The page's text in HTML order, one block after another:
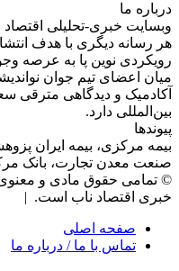
درباره‌ ما
وبسایت خبری-تحلیلی
هر رسانه دیگری با هدف
رویکردی نوین پا به عرصه
میان اعضای تیم جوان
آکادمیک و دیدگاهی‌ مترقی
بین‌المللی دارد.
پیوندها
بیمه مرکزی، بیمه ایران
صنعت معدن تجارت، بانک
خبری اقتصاد ناب است. |
صفحه اصلی
تماس با ما / درباره ما